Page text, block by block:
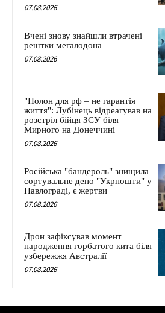
07.08.2026
Вчені знову знайшли втрачені
рештки мегалодона
07.08.2026
"Полон для рф – не гарантія
життя": Лубінець відреагував на
розстріл бійця ЗСУ біля
Мирного на Донеччині
07.08.2026
Російська "бандероль" знищила
сортувальне депо "Укрпошти" у
Павлограді, є жертви
07.08.2026
Дрон зафіксував момент
народження горбатого кита біля
узбережжя Австралії
07.08.2026